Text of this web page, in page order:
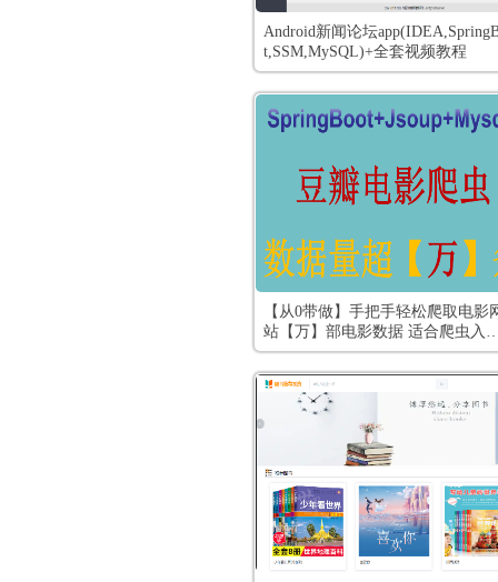
Android新闻论坛
t,SSM,MySQL)+全套视频教程
【从0带做】手把手轻松爬取电影
站【万】部电影数据 适合爬虫入
爬虫原理java爬虫数据量超万条
电影爬虫 Springboot Jsoup